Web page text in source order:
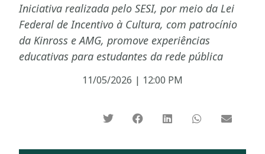
Iniciativa realizada pelo SESI, por meio da Lei
Federal de Incentivo à Cultura, com patrocínio
da Kinross e AMG, promove experiências
educativas para estudantes da rede pública
11/05/2026 | 12:00 PM